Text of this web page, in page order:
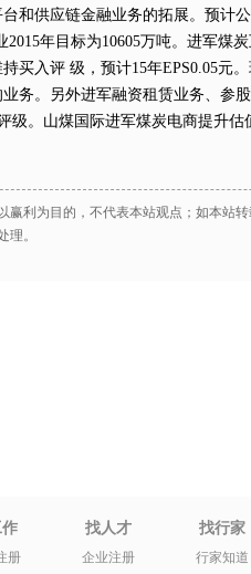
供应链金融业务的拓展。预计公
年目标为10605万吨。进军煤
买入评 级，预计15年EPS0.05元
务。另外进军融资租赁业务、参
级。山煤国际进军煤炭电商提升
利为目的，不代表本站观点；如本站
。
册
找人才
企业注册
找行家
行家知道